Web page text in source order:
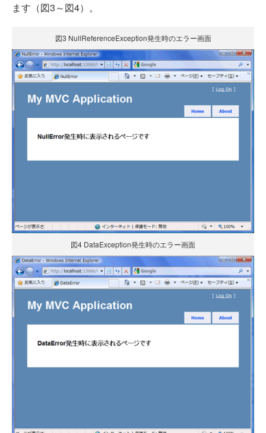
ます（図3～図4）。
図3 NullReferenceException発生時のエラー画面
図4 DataException発生時のエラー画面